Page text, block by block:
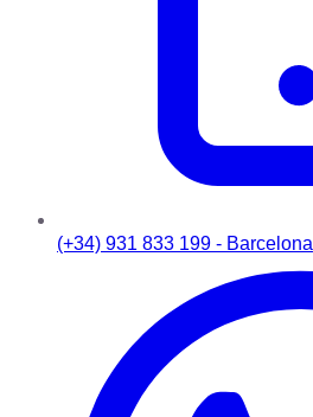
(+34) 931 833 199 - Barcelona